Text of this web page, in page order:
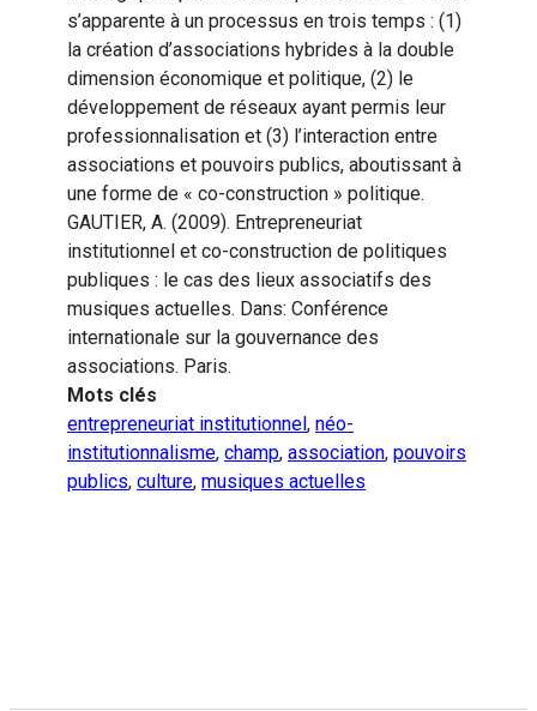
s’apparente à un processus en trois temps : (1)
la création d’associations hybrides à la double
dimension économique et politique, (2) le
développement de réseaux ayant permis leur
professionnalisation et (3) l’interaction entre
associations et pouvoirs publics, aboutissant à
une forme de « co-construction » politique.
GAUTIER, A. (2009). Entrepreneuriat
institutionnel et co-construction de politiques
publiques : le cas des lieux associatifs des
musiques actuelles. Dans: Conférence
internationale sur la gouvernance des
associations. Paris.
Mots clés
entrepreneuriat institutionnel , néo-
institutionnalisme, champ, association, pouvoirs
publics, culture, musiques actuelles